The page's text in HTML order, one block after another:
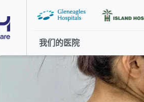
我们的医院